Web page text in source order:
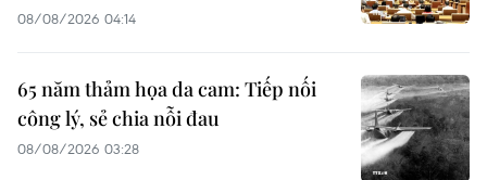
08/08/2026 04:14
65 năm thảm họa da cam: Tiếp nối
công lý, sẻ chia nỗi đau
08/08/2026 03:28